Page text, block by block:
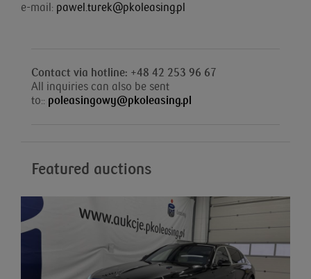
e-mail: pawel.turek@pkoleasing.pl
Contact via hotline: +48 42 253 96 67
All inquiries can also be sent
to:: poleasingowy@pkoleasing.pl
Featured auctions